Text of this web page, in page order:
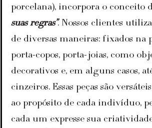
porcelana), incorpora o conceito
suas regras”. Nossos clientes
de diversas maneiras: fixados na
porta-copos, porta-joias, como
decorativos e, em alguns casos,
cinzeiros. Essas peças são
ao propósito de cada indivíduo,
cada um expresse sua